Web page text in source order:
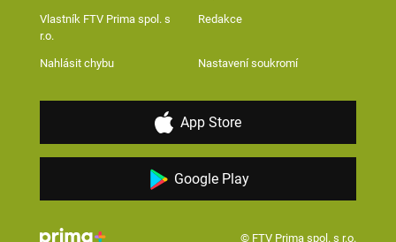
Vlastník FTV Prima spol. s
r.o.
Redakce
Nahlásit chybu Nastavení soukromí
App Store
Google Play
© FTV Prima spol. s r.o.